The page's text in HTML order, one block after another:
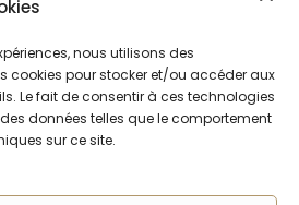
nous utilisons des
cookies pour stocker et/ou accéder aux
Le fait de consentir à ces technologies
données telles que le comportement
sur ce site.
travail à Lyon ?